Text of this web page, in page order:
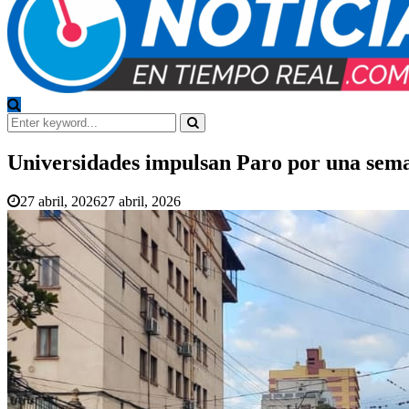
Search
for:
Search
Universidades impulsan Paro por una
27 abril, 202627 abril, 2026